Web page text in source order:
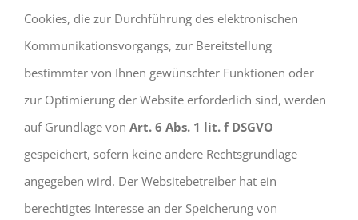
Cookies, die zur Durchführung des elektronischen
Kommunikationsvorgangs, zur Bereitstellung
bestimmter von Ihnen gewünschter Funktionen oder
zur Optimierung der Website erforderlich sind, werden
auf Grundlage von Art. 6 Abs. 1 lit. f DSGVO
gespeichert, sofern keine andere Rechtsgrundlage
angegeben wird. Der Websitebetreiber hat ein
berechtigtes Interesse an der Speicherung von